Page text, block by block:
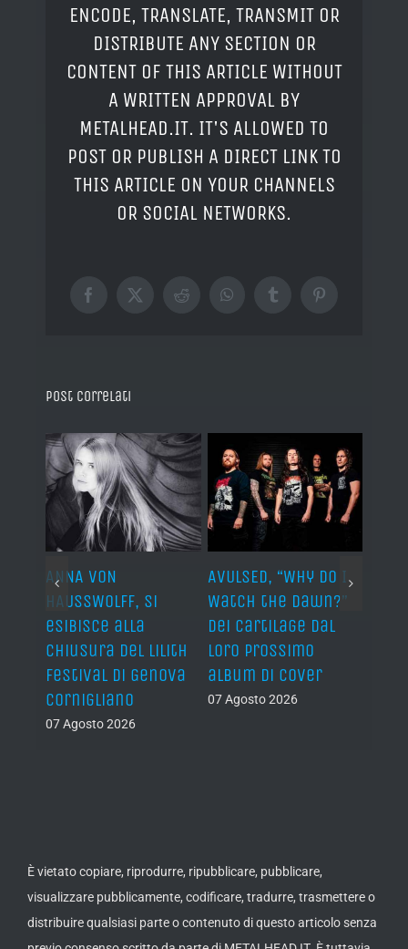
ENCODE, TRANSLATE, TRANSMIT OR
DISTRIBUTE ANY SECTION OR
CONTENT OF THIS ARTICLE WITHOUT
A WRITTEN APPROVAL BY
METALHEAD.IT. IT'S ALLOWED TO
POST OR PUBLISH A DIRECT LINK TO
THIS ARTICLE ON YOUR CHANNELS
OR SOCIAL NETWORKS.
Facebook
X RedditWhatsAppTumblrPinterest
Post correlati
ANNA VON
HAUSSWOLFF, si
esibisce alla
chiusura del Lilith
Festival di Genova
Cornigliano
07 Agosto 2026
AVULSED, “Why Do I
Watch the Dawn?”
dei Cartilage dal
loro prossimo
album di cover
07 Agosto 2026
È vietato copiare, riprodurre, ripubblicare, pubblicare,
visualizzare pubblicamente, codificare, tradurre, trasmettere o
distribuire qualsiasi parte o contenuto di questo articolo senza